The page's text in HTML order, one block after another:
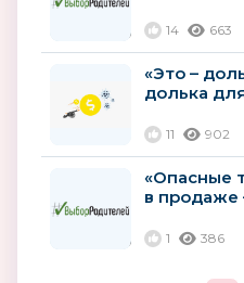
14 663
«Это –
долька
11 902
«Опасные
в продаже
1 386